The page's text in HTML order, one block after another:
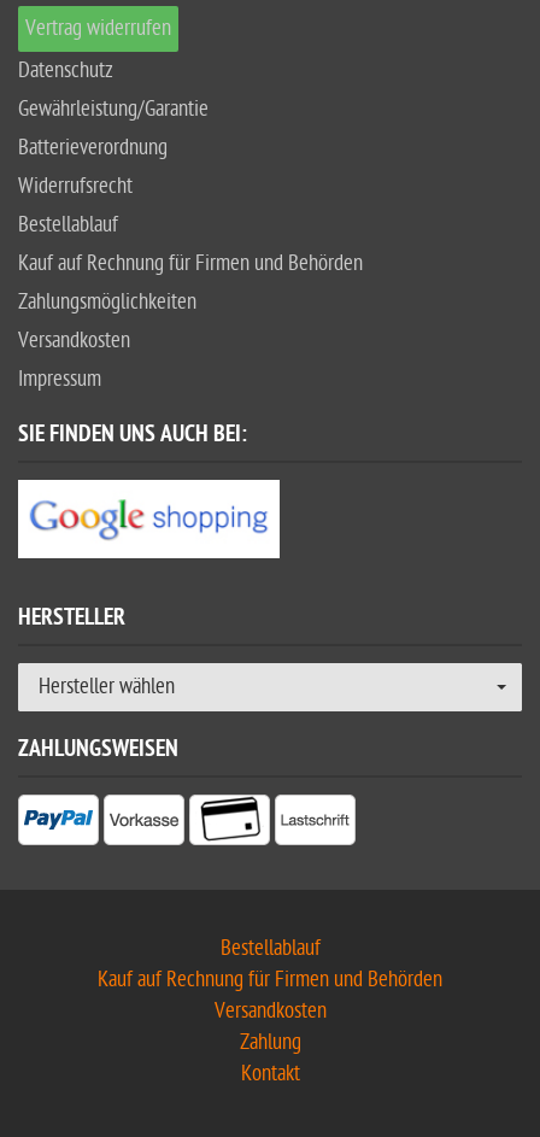
Vertrag widerrufen
Datenschutz
Gewährleistung/Garantie
Batterieverordnung
Widerrufsrecht
Bestellablauf
Kauf auf Rechnung für Firmen und Behörden
Zahlungsmöglichkeiten
Versandkosten
Impressum
SIE FINDEN UNS AUCH BEI:
HERSTELLER
Hersteller wählen
ZAHLUNGSWEISEN
Bestellablauf
Kauf auf Rechnung für Firmen und Behörden
Versandkosten
Zahlung
Kontakt